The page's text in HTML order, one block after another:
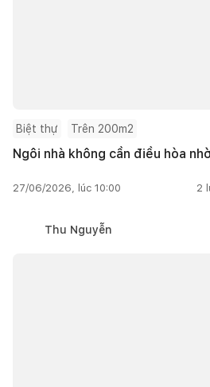
Biệt thự Trên 200m2
Ngôi nhà không cần điều hòa
27/06/2026, lúc 10:00 2
Thu Nguyễn